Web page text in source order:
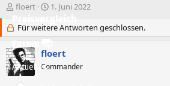
Preisvergleich
Forum
Aktuelles
E
r
s
t
e
l
l
e
floert
E
r
s
t
l
l
1. Juni 2022
Für weitere Antworten geschlossen.
floert
Commander